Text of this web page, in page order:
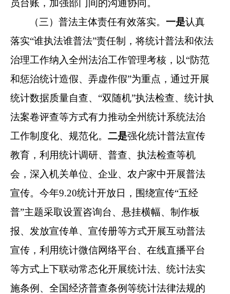
员台账，加强部门间的沟通协同。
（三）普法主体责任有效落实。一是认真
落实“谁执法谁普法”责任制，将统计普法和依法
治理工作纳入全州法治工作管理考核，以“防范
和惩治统计造假、弄虚作假”为重点，通过开展
统计数据质量自查、 “双随机”执法检查、统计执
法案卷评查等方式有力推动全州统计系统法治
工作制度化、 规范化。 二是强化统计普法宣传
教育，利用统计调研、普查、执法检查等机
会，深入机关单位、企业、农户家中开展普法
宣传。 今年9.20统计开放日， 围绕宣传“五经
普”主题采取设置咨询台、悬挂横幅、 制作板
报、发放宣传单、宣传册等方式开展互动普法
宣传，利用统计微信网络平台、在线直播平台
等方式 上下联动常态化开展统计法、统计法实
施条例、 全国经济普查条例等统计法律法规的